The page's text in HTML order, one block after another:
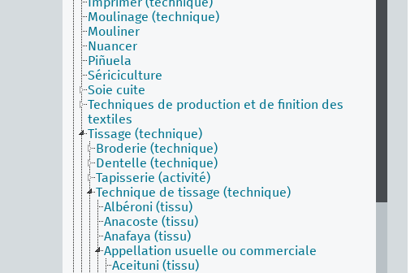
Moulinage (technique)
Mouliner
Nuancer
Piñuela
Sériciculture
Soie cuite
Techniques de production et de finition des
textiles
Tissage (technique)
Broderie (technique)
Dentelle (technique)
Tapisserie (activité)
Technique de tissage (technique)
Albéroni (tissu)
Anacoste (tissu)
Anafaya (tissu)
Appellation usuelle ou commerciale
Aceituni (tissu)